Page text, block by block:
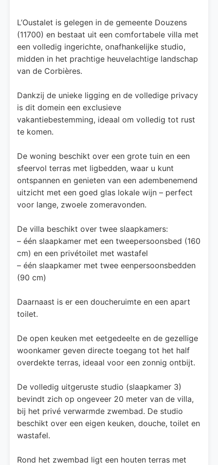
L’Oustalet is gelegen in de gemeente Douzens
(11700) en bestaat uit een comfortabele villa met
een volledig ingerichte, onafhankelijke studio,
midden in het prachtige heuvelachtige landschap
van de Corbières.
Dankzij de unieke ligging en de volledige privacy
is dit domein een exclusieve
vakantiebestemming, ideaal om volledig tot rust
te komen.
De woning beschikt over een grote tuin en een
sfeervol terras met ligbedden, waar u kunt
ontspannen en genieten van een adembenemend
uitzicht met een goed glas lokale wijn – perfect
voor lange, zwoele zomeravonden.
De villa beschikt over twee slaapkamers:
– één slaapkamer met een tweepersoonsbed (160
cm) en een privétoilet met wastafel
– één slaapkamer met twee eenpersoonsbedden
(90 cm)
Daarnaast is er een doucheruimte en een apart
toilet.
De open keuken met eetgedeelte en de gezellige
woonkamer geven directe toegang tot het half
overdekte terras, ideaal voor een zonnig ontbijt.
De volledig uitgeruste studio (slaapkamer 3)
bevindt zich op ongeveer 20 meter van de villa,
bij het privé verwarmde zwembad. De studio
beschikt over een eigen keuken, douche, toilet en
wastafel.
Rond het zwembad ligt een houten terras met